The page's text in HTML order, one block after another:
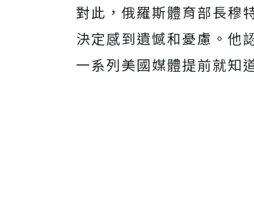
對此，俄羅斯體育部長穆
決定感到遺憾和憂慮。他
一系列美國媒體提前就知